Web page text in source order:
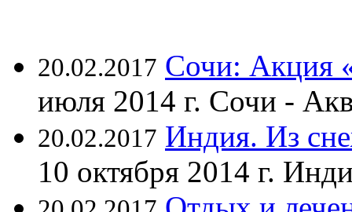
20.02.2017 Сочи: Акция
июля 2014 г. Сочи -
20.02.2017 Индия. Из
10 октября 2014 г.